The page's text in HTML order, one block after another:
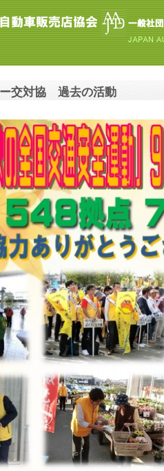
交対協 過去の活動